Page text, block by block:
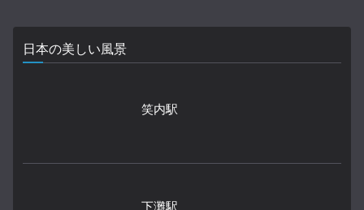
日本の美しい風景
笑内駅
下灘駅